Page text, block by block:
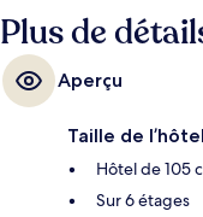
croûte/charcuterie
voyageurs adorent le
Plus de
Aperçu
Taille de l’hôtel
Hôtel de 105
Sur 6 étages